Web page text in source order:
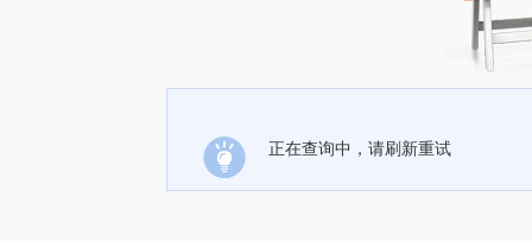
正在查询中，请刷新重试